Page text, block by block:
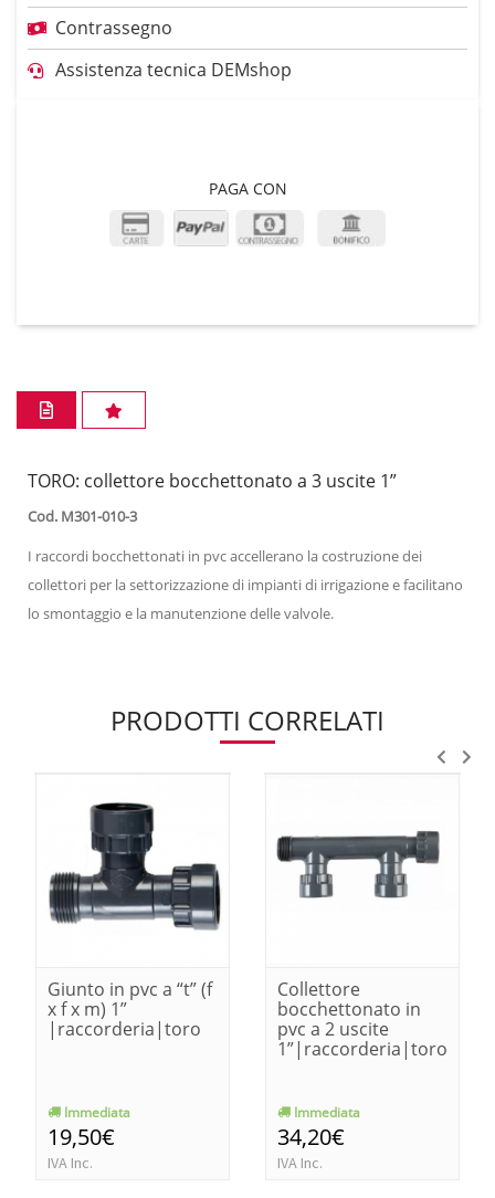
Contrassegno
Assistenza tecnica DEMshop
PAGA CON
TORO: collettore bocchettonato a 3 uscite 1”
Cod. M301-010-3
I raccordi bocchettonati in pvc accellerano la costruzione dei
collettori per la settorizzazione di impianti di irrigazione e facilitano
lo smontaggio e la manutenzione delle valvole.
PRODOTTI CORRELATI
Giunto in pvc a “t” (f
x f x m) 1”
|raccorderia|toro
Immediata
19,50€
IVA Inc.
Collettore
bocchettonato in
pvc a 2 uscite
1”|raccorderia|toro
Immediata
34,20€
IVA Inc.